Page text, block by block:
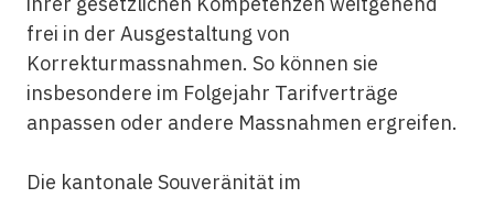
frei in der Ausgestaltung von
Korrekturmassnahmen. So können sie
insbesondere im Folgejahr Tarifverträge
anpassen oder andere Massnahmen ergreifen.
Die kantonale Souveränität im